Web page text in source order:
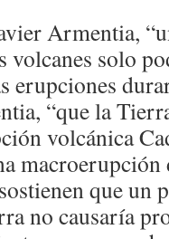
Armentia,
volcanes solo
erupciones
“que la
volcánica
que un
no causaría